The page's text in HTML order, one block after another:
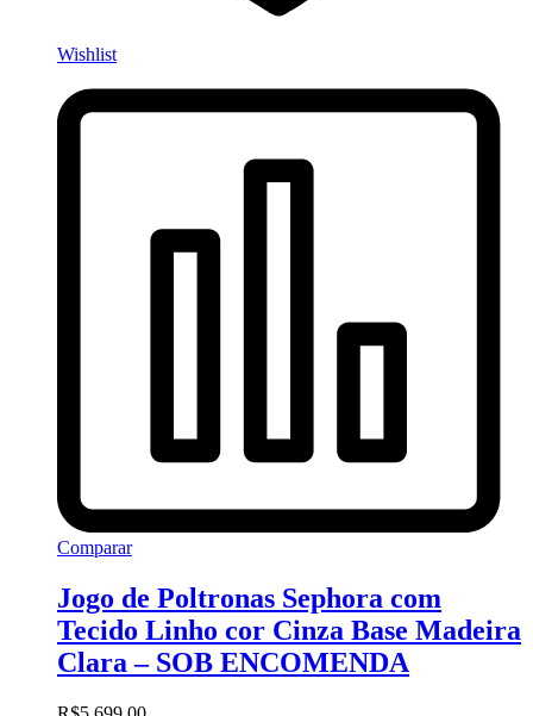
Wishlist
Comparar
Jogo de Poltronas Sephora com
Tecido Linho cor Cinza Base Madeira
Clara – SOB ENCOMENDA